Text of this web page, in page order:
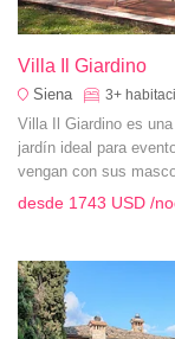
Villa Il Giardino
Siena 3+
Villa Il Giardino es
jardín ideal para
vengan con sus
desde 1743 USD /